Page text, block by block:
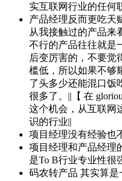
实互联网行业的任何
产品经理反而更吃天
从我接触过的产品来
不行的产品往往就是
后变厉害的，不要觉
槛低，所以如果不够
了头多少还能混口饭
很多了。||【 在
这个机会，从互联网
识的行业||
项目经理没有经验也
项目经理和产品经理
是To B行业专业性很
码农转产品 其实算